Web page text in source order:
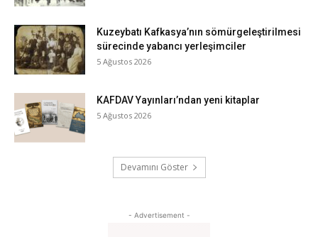
Kuzeybatı Kafkasya’nın sömürgeleştirilmesi
sürecinde yabancı yerleşimciler
5 Ağustos 2026
KAFDAV Yayınları’ndan yeni kitaplar
5 Ağustos 2026
Devamını Göster
- Advertisement -